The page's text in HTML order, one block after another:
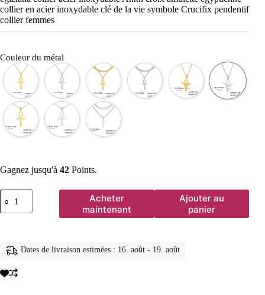
collier en acier inoxydable clé de la vie symbole Crucifix pendentif
collier femmes
Couleur du métal
Gagnez jusqu'à 42 Points.
quantité
de
Lucktune
ankh
ankh
Acheter
maintenant
Ajouter au
panier
Dates de livraison estimées : 16. août - 19. août